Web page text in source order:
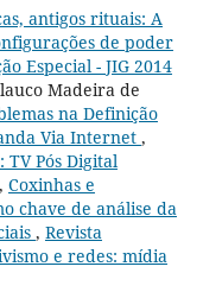
antigos rituais: A
de poder
Especial - JIG 2014
Madeira de
na Definição
Via Internet ,
TV Pós Digital
Coxinhas e
chave de análise da
, Revista
e redes: mídia